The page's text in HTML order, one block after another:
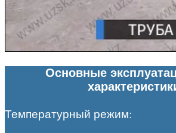
Основные
Температурный режим: